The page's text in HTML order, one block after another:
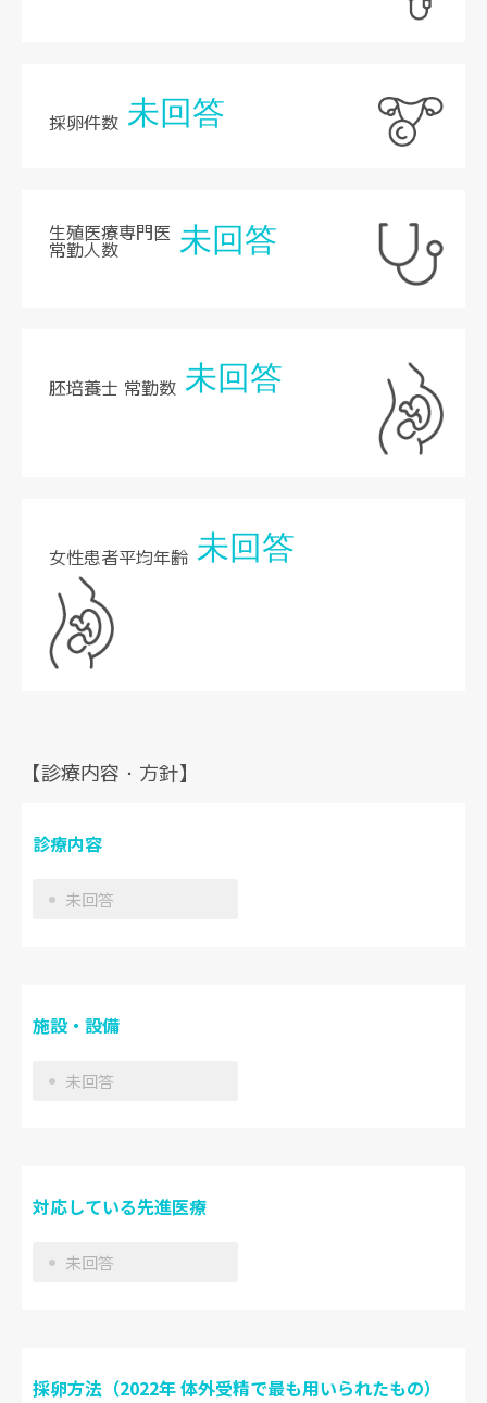
採卵件数 未回答
生殖医療専門医
常勤人数 未回答
胚培養士 常勤数 未回答
女性患者平均年齢 未回答
【診療内容・方針】
診療内容
未回答
施設・設備
未回答
対応している先進医療
未回答
採卵方法（2022年 体外受精で最も用いられたもの）